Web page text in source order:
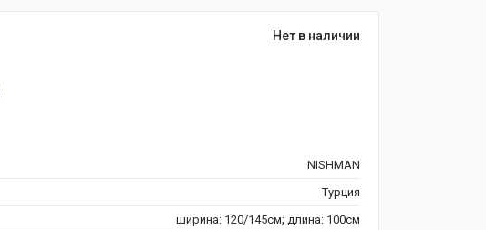
Нет в наличии
NISHMAN
Турция
ширина: 120/145см; длина: 100см